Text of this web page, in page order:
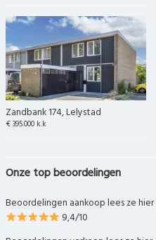
Zandbank 174, Lelystad
€ 395.000 k.k
Onze top beoordelingen
Beoordelingen aankoop lees ze hier
9,4/10